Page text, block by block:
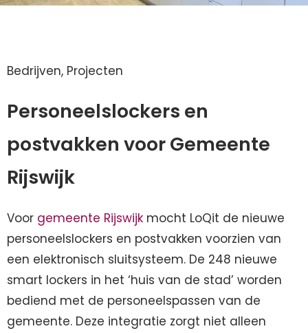
Bedrijven, Projecten
Personeelslockers en
postvakken voor Gemeente
Rijswijk
Voor gemeente Rijswijk mocht LoQit de nieuwe
personeelslockers en postvakken voorzien van
een elektronisch sluitsysteem. De 248 nieuwe
smart lockers in het ‘huis van de stad’ worden
bediend met de personeelspassen van de
gemeente. Deze integratie zorgt niet alleen